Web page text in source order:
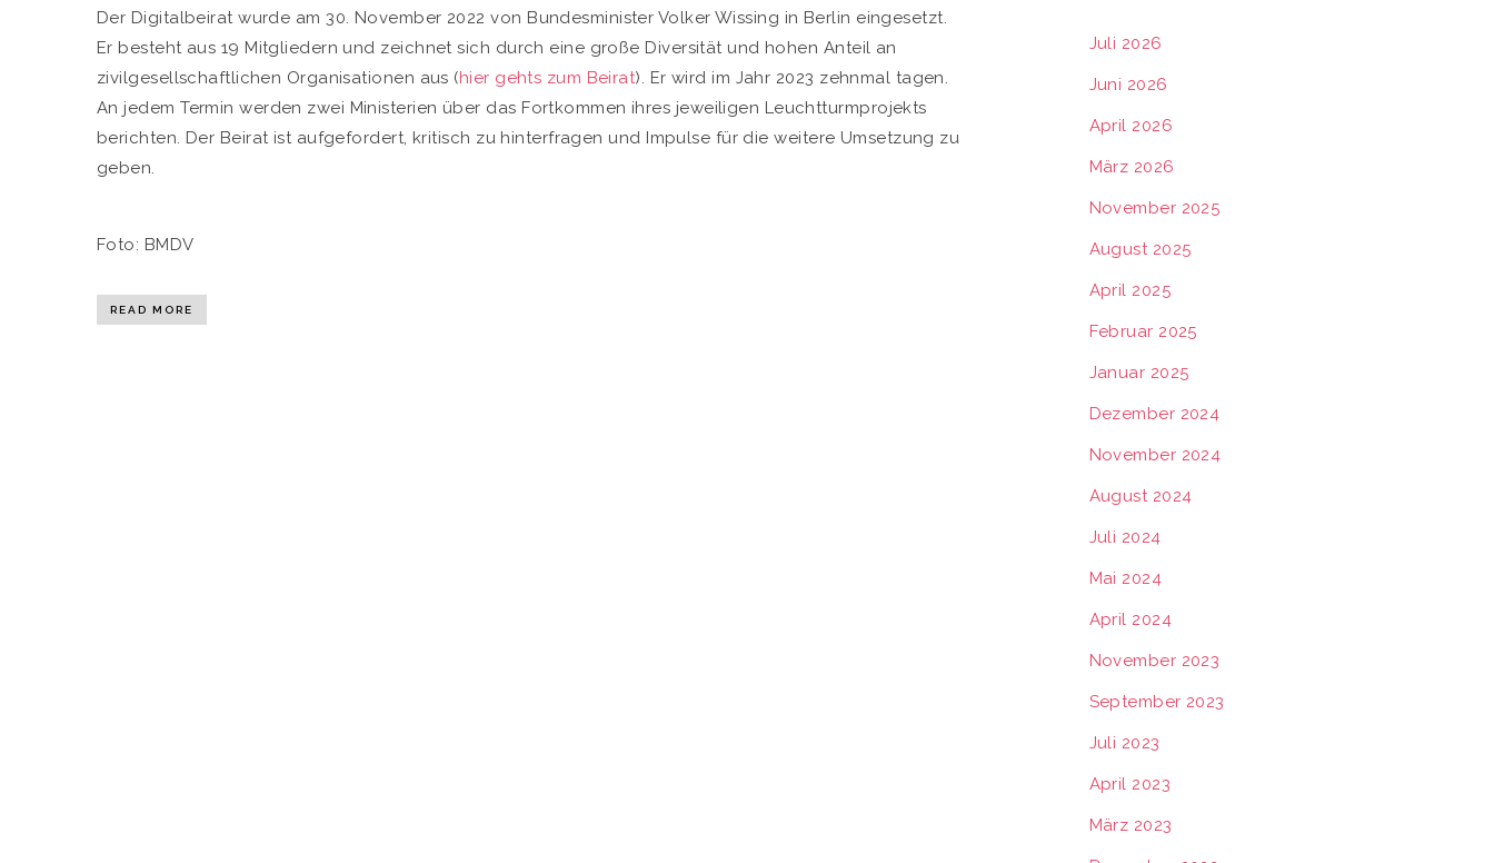
Der Digitalbeirat wurde am 30. November 2022 von Bundesminister Volker Wissing in Berlin eingesetzt.
Er besteht aus 19 Mitgliedern und zeichnet sich durch eine große Diversität und hohen Anteil an
zivilgesellschaftlichen Organisationen aus (hier gehts zum Beirat). Er wird im Jahr 2023 zehnmal tagen.
An jedem Termin werden zwei Ministerien über das Fortkommen ihres jeweiligen Leuchtturmprojekts
berichten. Der Beirat ist aufgefordert, kritisch zu hinterfragen und Impulse für die weitere Umsetzung zu
geben.
Foto: BMDV
READ MORE
Juli 2026
Juni 2026
April 2026
März 2026
November 2025
August 2025
April 2025
Februar 2025
Januar 2025
Dezember 2024
November 2024
August 2024
Juli 2024
Mai 2024
April 2024
November 2023
September 2023
Juli 2023
April 2023
März 2023